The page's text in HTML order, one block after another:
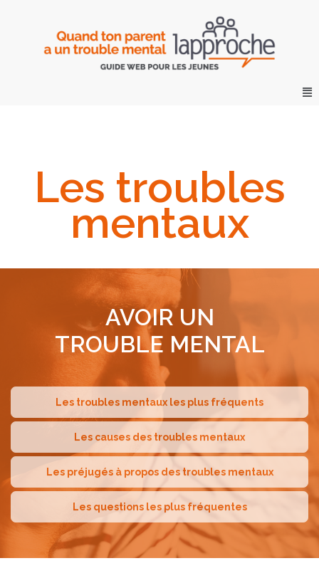
Les troubles
mentaux
AVOIR UN
TROUBLE MENTAL
Les troubles mentaux les plus fréquents
Les causes des troubles mentaux
Les préjugés à propos des troubles mentaux
Les questions les plus fréquentes